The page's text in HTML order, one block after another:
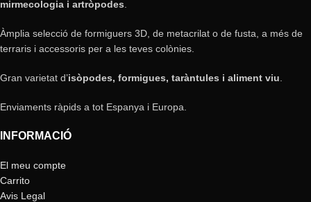
mirmecologia i artròpodes
Àmplia selecció de formiguers 3D, de metacrilat o de fusta, a més de
terraris i accessoris per a les teves colònies.
Gran varietat d’isòpodes, formigues, taràntules i aliment viu
Enviaments ràpids a tot Espanya i Europa.
INFORMACIÓ
El meu compte
Carrito
Avis Legal